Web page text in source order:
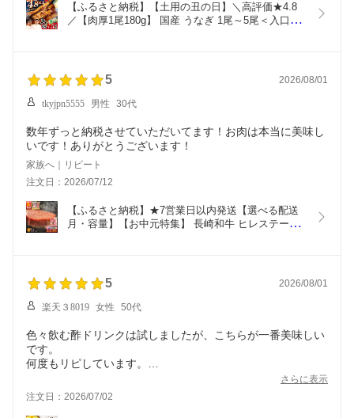
【ふるさと納税】【土用の丑の日】＼高評価★4.8
／【肉厚1尾180g】 国産 うなぎ 1尾～5尾＜入口屋
数 うなぎ 鰻
5 2026/08/01
tkyjpn5555 男性 30代
数年ずっと納税させていただいてます！お肉は本当に美味し
いです！ありがとうございます！
家族へ｜リピート
注文日：2026/07/12
【ふるさと納税】★7営業日以内発送【選べる配送
月・容量】【お中元特集】 長崎和牛 ヒレステーキ
贈答 ギフト
5 2026/08/01
楽天３8019 女性 50代
色々飲む酢ドリンクは試しましたが、こちらが一番美味しい
です。
何度もリピしています。
夏の暑い時にも最高で、本当にありがとうございます。さらに表示
注文日：2026/07/02